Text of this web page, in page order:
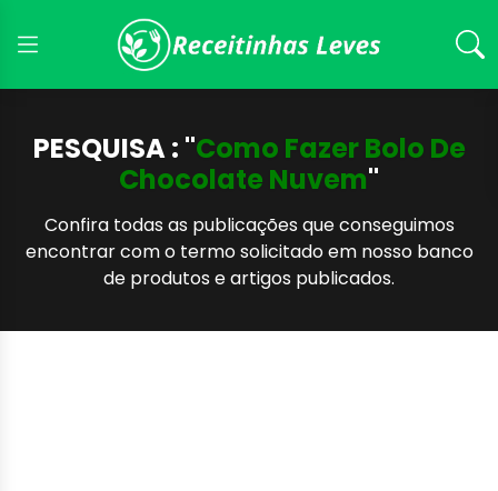
PESQUISA : "Como Fazer Bolo De
Chocolate Nuvem"
Confira todas as publicações que conseguimos
encontrar com o termo solicitado em nosso banco
de produtos e artigos publicados.